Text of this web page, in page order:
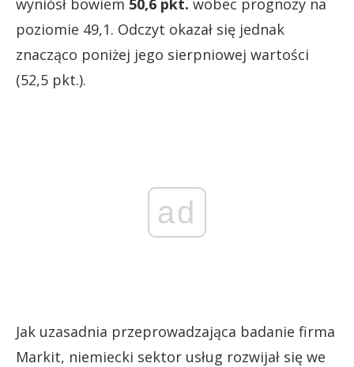
wyniósł bowiem 50,6 pkt. wobec prognozy na
poziomie 49,1. Odczyt okazał się jednak
znacząco poniżej jego sierpniowej wartości
(52,5 pkt.).
ad
Jak uzasadnia przeprowadzająca badanie firma
Markit, niemiecki sektor usług rozwijał się we